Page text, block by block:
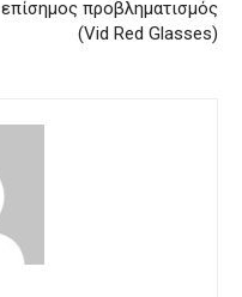
επίσημος προβληματισμός
(Vid Red Glasses)